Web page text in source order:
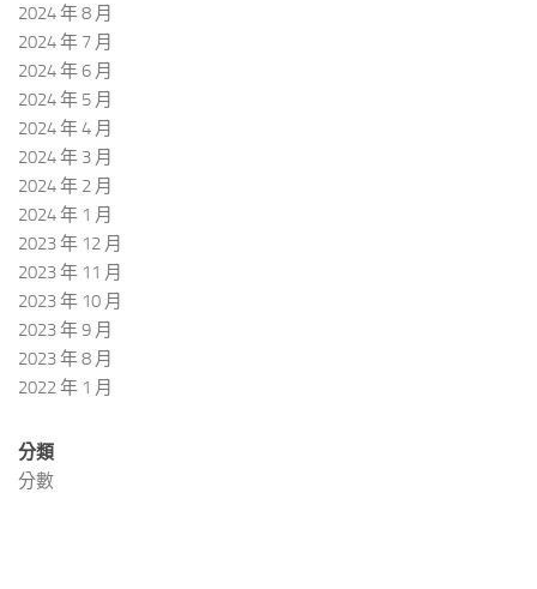
2024 年 8 月
2024 年 7 月
2024 年 6 月
2024 年 5 月
2024 年 4 月
2024 年 3 月
2024 年 2 月
2024 年 1 月
2023 年 12 月
2023 年 11 月
2023 年 10 月
2023 年 9 月
2023 年 8 月
2022 年 1 月
分類
分數